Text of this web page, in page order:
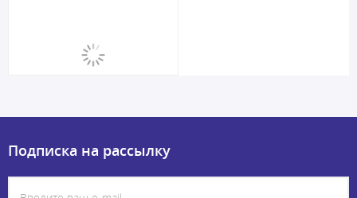
Подписка на рассылку